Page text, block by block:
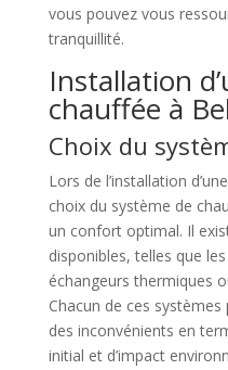
vous pouvez vous
tranquillité.
Installation
chauffée à
Choix du
Lors de l’installation
choix du système de
un confort optimal. Il
disponibles, telles que
échangeurs thermiques
Chacun de ces
des inconvénients en
initial et d’impact